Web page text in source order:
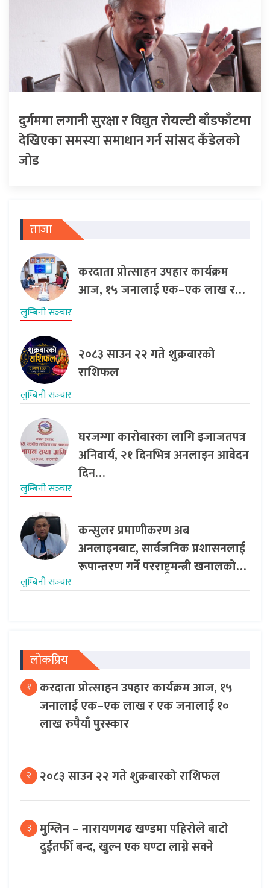
दुर्गममा लगानी सुरक्षा र विद्युत रोयल्टी बाँडफाँटमा
देखिएका समस्या समाधान गर्न सांसद कँडेलको
जोड
ताजा
करदाता प्रोत्साहन उपहार कार्यक्रम
आज, १५ जनालाई एक–एक लाख र…
लुम्बिनी सञ्‍चार
२०८३ साउन २२ गते शुक्रबारको
राशिफल
लुम्बिनी सञ्‍चार
घरजग्गा कारोबारका लागि इजाजतपत्र
अनिवार्य, २१ दिनभित्र अनलाइन आवेदन
दिन…
लुम्बिनी सञ्‍चार
कन्सुलर प्रमाणीकरण अब
अनलाइनबाट, सार्वजनिक प्रशासनलाई
रूपान्तरण गर्ने परराष्ट्रमन्त्री खनालको…
लुम्बिनी सञ्‍चार
लोकप्रिय
१ करदाता प्रोत्साहन उपहार कार्यक्रम आज, १५
जनालाई एक–एक लाख र एक जनालाई १०
लाख रुपैयाँ पुरस्कार
२ २०८३ साउन २२ गते शुक्रबारको राशिफल
३ मुग्लिन – नारायणगढ खण्डमा पहिरोले बाटो
दुईतर्फी बन्द, खुल्न एक घण्टा लाग्ने सक्ने